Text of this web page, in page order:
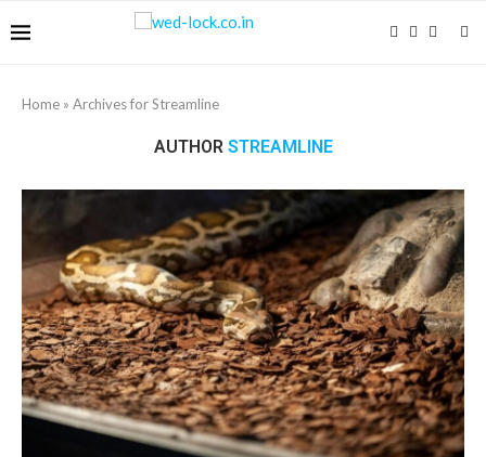
Home » Archives for Streamline
AUTHOR STREAMLINE